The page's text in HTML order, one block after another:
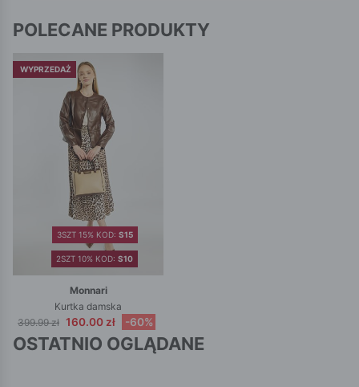
POLECANE PRODUKTY
WYPRZEDAŻ
2SZT 10% KOD: S10
3SZT 15% KOD: S15
Monnari
Kurtka damska
399.99 zł 160.00 zł -60%
OSTATNIO OGLĄDANE